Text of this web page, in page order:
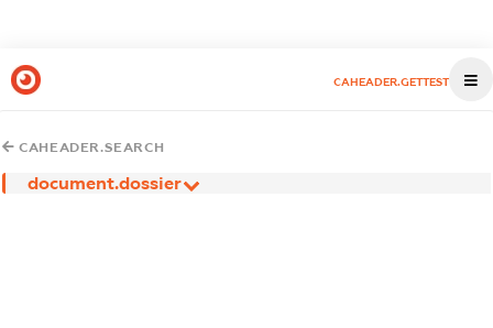
CAHEADER.GETTEST
CAHEADER.SEARCH
document.dossier